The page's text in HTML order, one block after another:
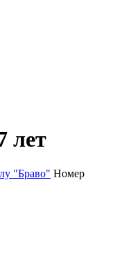
лет
"Браво" Номер